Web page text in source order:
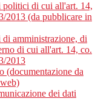
di cui all'art. 14,
2013 (da pubblicare in
amministrazione, di
di cui all'art. 14, co.
2013
(documentazione da
dei dati